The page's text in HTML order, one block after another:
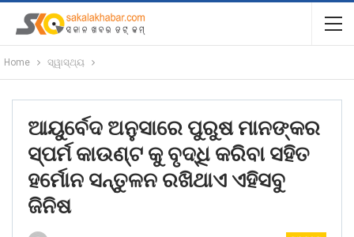
Home ସ୍ୱାସ୍ଥ୍ୟ
ଆୟୁର୍ବେଦ ଅନୁସାରେ ପୁରୁଷ ମାନଙ୍କର
ସ୍ପର୍ମ କାଉଣ୍ଟ କୁ ବୃଦ୍ଧି କରିବା ସହିତ
ହର୍ମୋନ ସନ୍ତୁଳନ ରଖିଥାଏ ଏହିସବୁ
ଜିନିଷ